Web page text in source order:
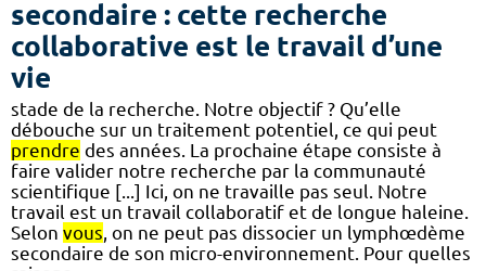
secondaire : cette recherche
collaborative est le travail d’une
vie
stade de la recherche. Notre objectif ? Qu’elle
débouche sur un traitement potentiel, ce qui peut
prendre des années. La prochaine étape consiste à
faire valider notre recherche par la communauté
scientifique [...] Ici, on ne travaille pas seul. Notre
travail est un travail collaboratif et de longue haleine.
Selon vous, on ne peut pas dissocier un lymphœdème
secondaire de son micro-environnement. Pour quelles